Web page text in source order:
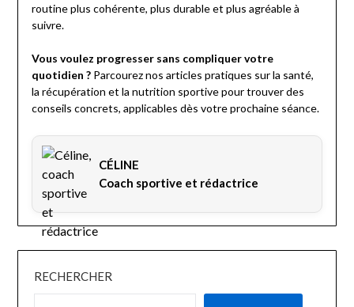
routine plus cohérente, plus durable et plus agréable à
suivre.
Vous voulez progresser sans compliquer votre
quotidien ?Parcourez nos articles pratiques sur la santé,
la récupération et la nutrition sportive pour trouver des
conseils concrets, applicables dès votre prochaine séance.
CÉLINE
Coach sportive et rédactrice
RECHERCHER